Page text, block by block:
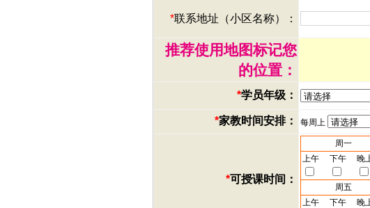
*联系地址（小区名称）：
推荐使用地图标记您
的位置：
*学员年级：
*家教时间安排： 每周上
*可授课时间：
周一
上午
下午 晚
周五
上午 下午 晚